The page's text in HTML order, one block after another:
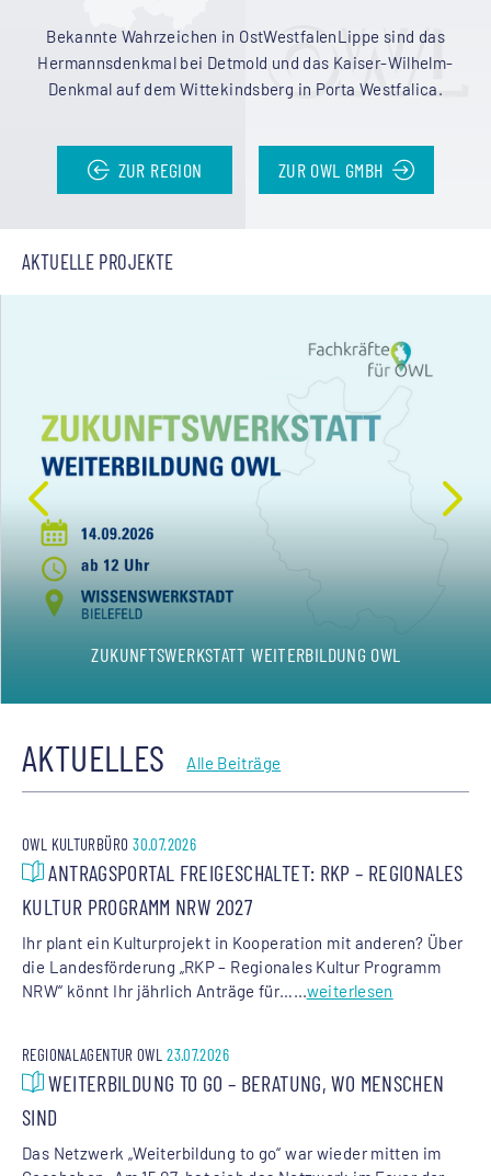
Bekannte Wahrzeichen in OstWestfalenLippe sind das
Hermannsdenkmal bei Detmold und das Kaiser-Wilhelm-
Denkmal auf dem Wittekindsberg in Porta Westfalica.
ZUR REGION ZUR OWL GMBH
AKTUELLE PROJEKTE
ZUKUNFTSWERKSTATT WEITERBILDUNG OWL
AKTUELLES Alle Beiträge
OWL KULTURBÜRO 30.07.2026
ANTRAGSPORTAL FREIGESCHALTET: RKP – REGIONALES
KULTUR PROGRAMM NRW 2027
Ihr plant ein Kulturprojekt in Kooperation mit anderen? Über
die Landesförderung „RKP – Regionales Kultur Programm
NRW“ könnt Ihr jährlich Anträge für…...weiterlesen
REGIONALAGENTUR OWL 23.07.2026
WEITERBILDUNG TO GO – BERATUNG, WO MENSCHEN
SIND
Das Netzwerk „Weiterbildung to go“ war wieder mitten im